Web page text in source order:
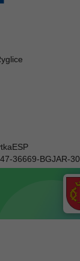
36669-BGJAR-30